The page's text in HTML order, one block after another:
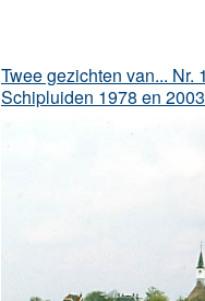
Twee gezichten van... Nr.
Schipluiden 1978 en 2003